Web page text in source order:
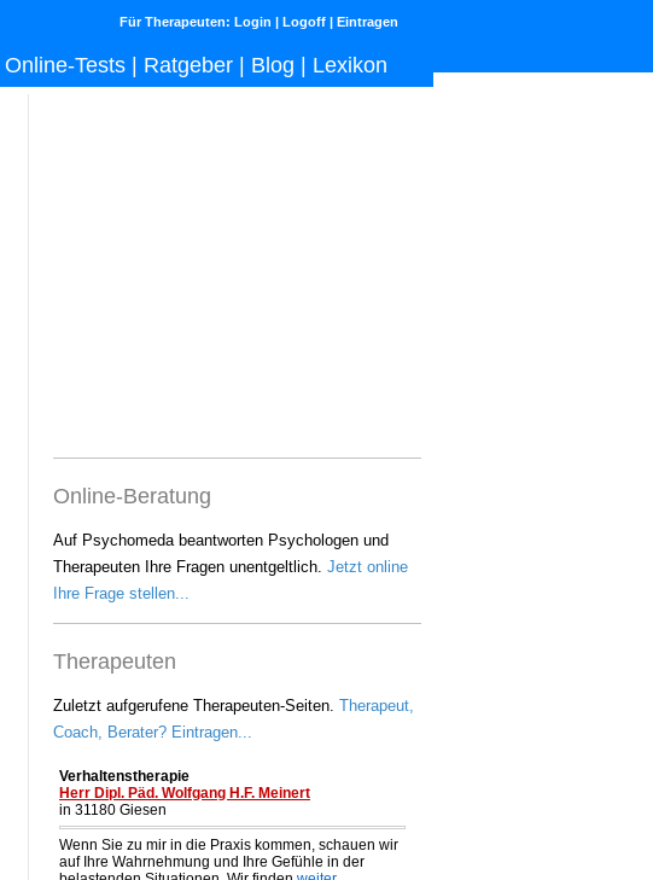
Für Therapeuten: Login | Logoff | Eintragen
Online-Tests Ratgeber Blog Lexikon
Online-Beratung
Auf Psychomeda beantworten Psychologen und
Therapeuten Ihre Fragen unentgeltlich. Jetzt online
Ihre Frage stellen...
Therapeuten
Zuletzt aufgerufene Therapeuten-Seiten. Therapeut,
Coach, Berater? Eintragen...